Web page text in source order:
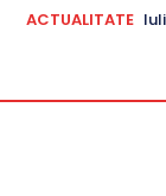
ACTUALITATE